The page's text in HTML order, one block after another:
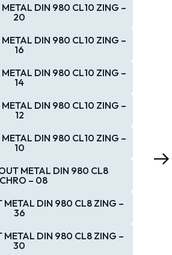
METAL DIN 980 CL10 ZING –
20
METAL DIN 980 CL10 ZING –
16
METAL DIN 980 CL10 ZING –
14
METAL DIN 980 CL10 ZING –
12
METAL DIN 980 CL10 ZING –
10
METAL DIN 980 CL8
– 08
METAL DIN 980 CL8 ZING –
36
METAL DIN 980 CL8 ZING –
30